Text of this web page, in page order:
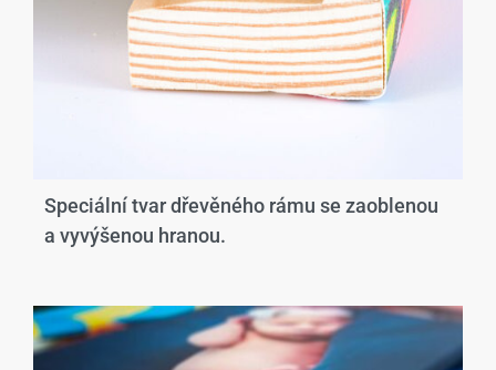
Speciální tvar dřevěného rámu se zaoblenou
a vyvýšenou hranou.​